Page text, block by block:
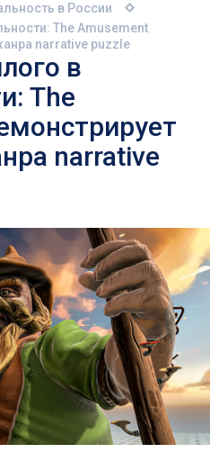
в России
The Amusement
narrative puzzle
в
The
narrative